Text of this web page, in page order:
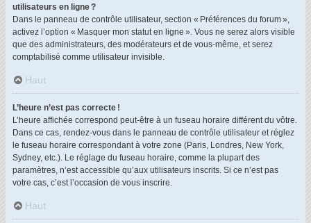
utilisateurs en ligne ?
Dans le panneau de contrôle utilisateur, section « Préférences du forum »,
activez l’option « Masquer mon statut en ligne ». Vous ne serez alors visible
que des administrateurs, des modérateurs et de vous-même, et serez
comptabilisé comme utilisateur invisible.
Haut
L’heure n’est pas correcte !
L’heure affichée correspond peut-être à un fuseau horaire différent du vôtre.
Dans ce cas, rendez-vous dans le panneau de contrôle utilisateur et réglez
le fuseau horaire correspondant à votre zone (Paris, Londres, New York,
Sydney, etc.). Le réglage du fuseau horaire, comme la plupart des
paramètres, n’est accessible qu’aux utilisateurs inscrits. Si ce n’est pas
votre cas, c’est l’occasion de vous inscrire.
Haut